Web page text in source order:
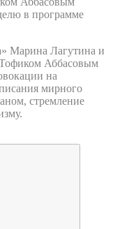
в программе
Марина Лагутина и
Аббасовым
на
мирного
стремление